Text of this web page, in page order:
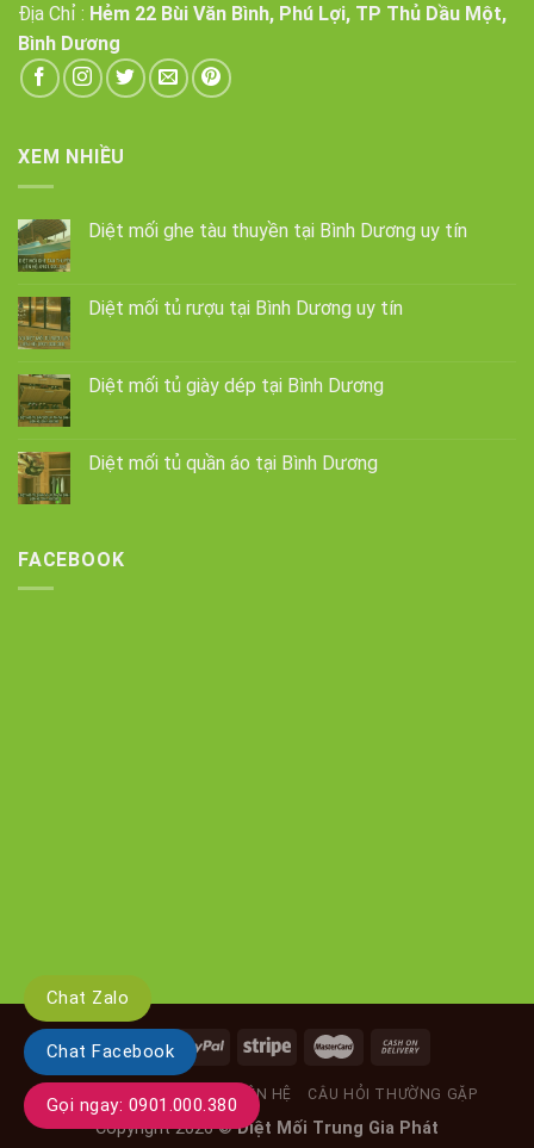
Địa Chỉ : Hẻm 22 Bùi Văn Bình, Phú Lợi, TP Thủ Dầu Một,
Bình Dương
XEM NHIỀU
Diệt mối ghe tàu thuyền tại Bình Dương uy tín
Diệt mối tủ rượu tại Bình Dương uy tín
Diệt mối tủ giày dép tại Bình Dương
Diệt mối tủ quần áo tại Bình Dương
FACEBOOK
GIỚI THIỆU TIN TỨC LIÊN HỆ CÂU HỎI THƯỜNG GẶP
Copyright 2026 ©Diệt Mối Trung Gia Phát
Chat Zalo
Chat Facebook
Gọi ngay: 0901.000.380